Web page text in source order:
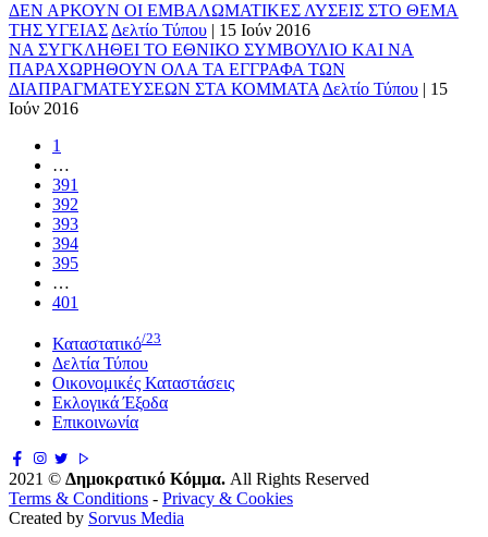
ΔΕΝ ΑΡΚΟΥΝ ΟΙ ΕΜΒΑΛΩΜΑΤΙΚΕΣ ΛΥΣΕΙΣ ΣΤΟ ΘΕΜΑ
ΤΗΣ ΥΓΕΙΑΣ Δελτίο Τύπου | 15 Ιούν 2016
ΝΑ ΣΥΓΚΛΗΘΕΙ ΤΟ ΕΘΝΙΚΟ ΣΥΜΒΟΥΛΙΟ ΚΑΙ ΝΑ
ΠΑΡΑΧΩΡΗΘΟΥΝ ΟΛΑ ΤΑ ΕΓΓΡΑΦΑ ΤΩΝ
ΔΙΑΠΡΑΓΜΑΤΕΥΣΕΩΝ ΣΤΑ ΚΟΜΜΑΤΑ Δελτίο Τύπου | 15
Ιούν 2016
1
…
391
392
393
394
395
…
401
Καταστατικό/23
Δελτία Τύπου
Οικονομικές Καταστάσεις
Εκλογικά Έξοδα
Επικοινωνία
2021 © Δημοκρατικό Κόμμα. All Rights Reserved
Terms & Conditions - Privacy & Cookies
Created by Sorvus Media